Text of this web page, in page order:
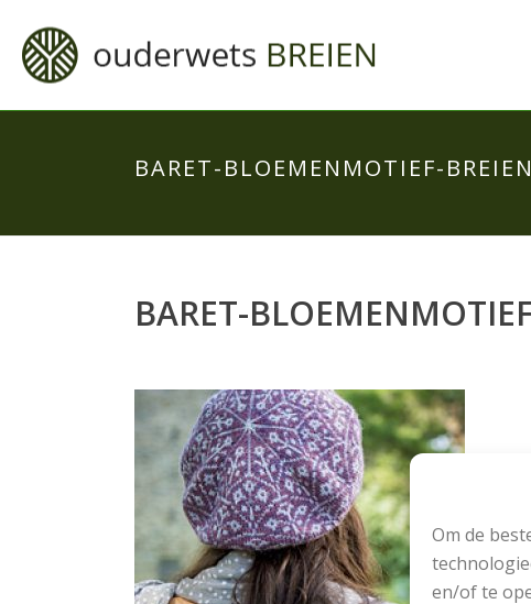
Om de
en/of te
BARET-BLOEMENMOTIEF-BREIEN
BARET-